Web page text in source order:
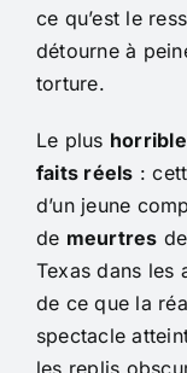
ce qu’est le
détourne à
torture.
Le plus horrible
faits réels :
d’un jeune
de meurtres
Texas dans les
de ce que la
spectacle